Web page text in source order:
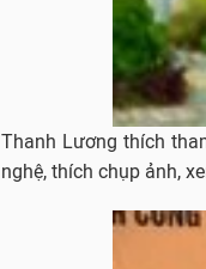
Thanh Lương thích
nghệ, thích chụp ảnh,